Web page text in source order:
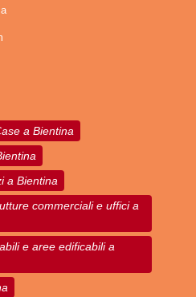
a Bientina
a Bientina
commerciali e uffici a
e aree edificabili a